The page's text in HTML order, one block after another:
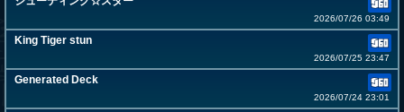
2026/07/26 03:49
King Tiger stun
2026/07/25 23:47
Generated Deck
2026/07/24 23:01